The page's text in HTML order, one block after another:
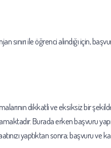
sınırı ile öğrenci alındığı için,
dikkatli ve eksiksiz bir
Burada erken başvuru
yaptıktan sonra; başvuru